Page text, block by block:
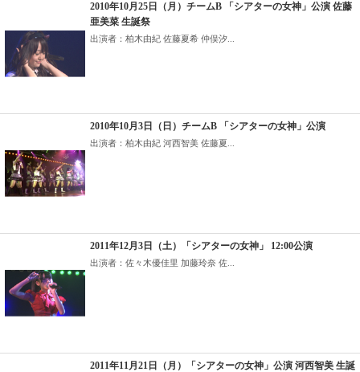
2010年10月25日（月）チームB 「シアターの女神」公演 佐藤
亜美菜 生誕祭
出演者：柏木由紀 佐藤夏希 仲俣汐...
2010年10月3日（日）チームB 「シアターの女神」公演
出演者：柏木由紀 河西智美 佐藤夏...
2011年12月3日（土）「シアターの女神」 12:00公演
出演者：佐々木優佳里 加藤玲奈 佐...
2011年11月21日（月）「シアターの女神」公演 河西智美 生誕